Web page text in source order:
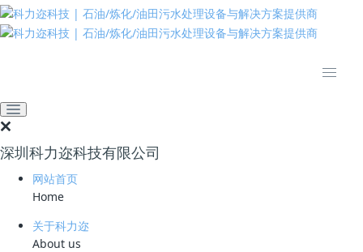
深圳科力迩科技有限公司
网站首页
Home
关于科力迩
About us
推动绿色发展 建设美丽中国
从污水到清流：温州乐清市
虹桥污水处理厂向市民开
放，展示生态处理工艺
2023-07-13 09:07:22
日”的活动，邀请市民前来参观，以揭开污水变清流的生态奥秘。